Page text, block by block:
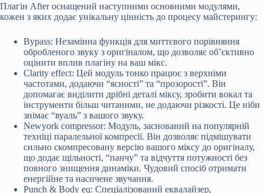
Плагін After оснащений наступними основними модулями,
кожен з яких додає унікальну цінність до процесу майстерингу:
Bypass: Незамінна функція для миттєвого порівняння
обробленого звуку з оригіналом, що дозволяє об’єктивно
оцінити вплив плагіну на ваш мікс.
Clarity effect: Цей модуль тонко працює з верхніми
частотами, додаючи “ясності” та “прозорості”. Він
допомагає виділити дрібні деталі міксу, зробити вокал та
інструменти більш читаними, не додаючи різкості. Це ніби
знімає “вуаль” з вашого звуку.
Newyork compressor: Модуль, заснований на популярній
техніці паралельної компресії. Він дозволяє підмішувати
сильно скомпресовану версію вашого міксу до оригіналу,
що додає щільності, “панчу” та відчуття потужності без
повного знищення динаміки. Чудовий спосіб отримати
енергійне та насичене звучання.
Punch & Body eq: Спеціалізований еквалайзер,